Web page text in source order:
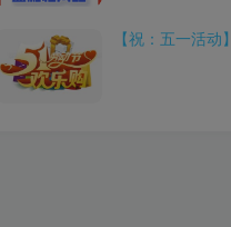
【祝：五一活